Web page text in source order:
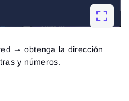
→ obtenga la dirección
y números.